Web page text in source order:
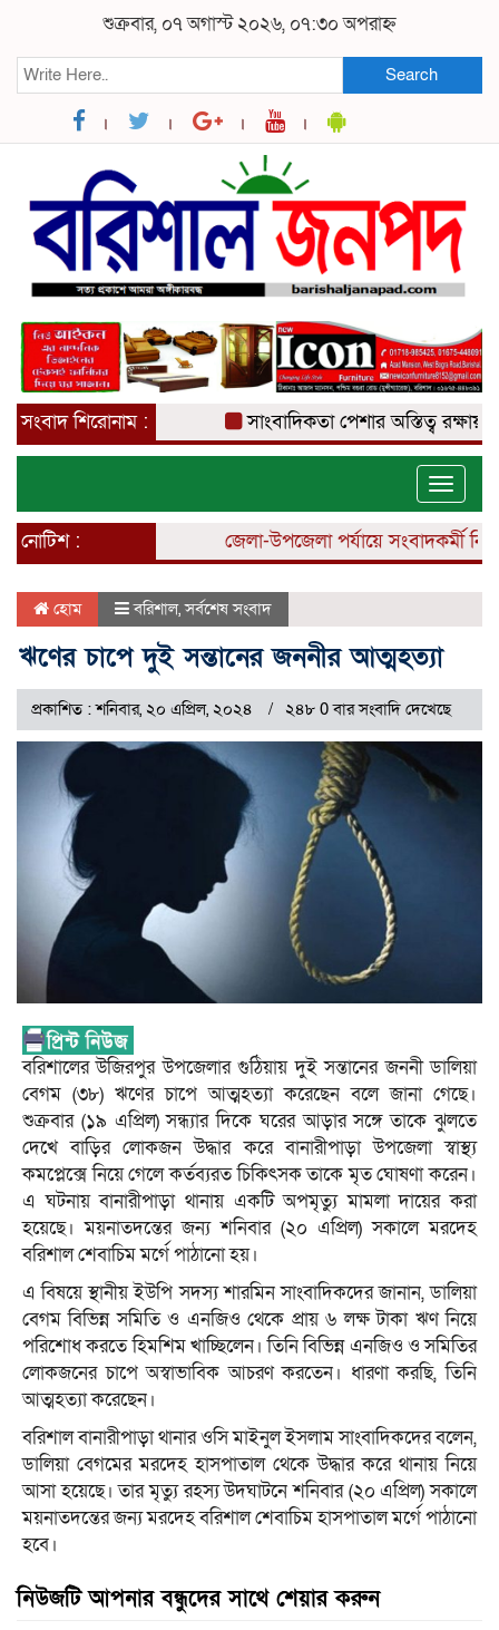
শুক্রবার, ০৭ অগাস্ট ২০২৬, ০৭:৩০ অপরাহ্ন
Search
সংবাদ শিরোনাম : সাংবাদিকতা পেশার অস্তিত্ব রক্ষায়
Toggle
নোটিশ :
জেলা-উপজেলা পর্যায়ে সংবাদকর্মী নিয়োগ
হোম বরিশাল,সর্বশেষ সংবাদ
ঋণের চাপে দুই সন্তানের জননীর আত্মহত্যা
প্রকাশিত : শনিবার, ২০ এপ্রিল, ২০২৪ ২৪৮ 0 বার সংবাদি দেখেছে
বরিশালের উজিরপুর উপজেলার গুঠিয়ায় দুই সন্তানের জননী ডালিয়া
বেগম (৩৮) ঋণের চাপে আত্মহত্যা করেছেন বলে জানা গেছে।
শুক্রবার (১৯ এপ্রিল) সন্ধ্যার দিকে ঘরের আড়ার সঙ্গে তাকে ঝুলতে
দেখে বাড়ির লোকজন উদ্ধার করে বানারীপাড়া উপজেলা স্বাস্থ্য
কমপ্লেক্সে নিয়ে গেলে কর্তব্যরত চিকিৎসক তাকে মৃত ঘোষণা করেন।
এ ঘটনায় বানারীপাড়া থানায় একটি অপমৃত্যু মামলা দায়ের করা
হয়েছে। ময়নাতদন্তের জন্য শনিবার (২০ এপ্রিল) সকালে মরদেহ
বরিশাল শেবাচিম মর্গে পাঠানো হয়।
এ বিষয়ে স্থানীয় ইউপি সদস্য শারমিন সাংবাদিকদের জানান, ডালিয়া
বেগম বিভিন্ন সমিতি ও এনজিও থেকে প্রায় ৬ লক্ষ টাকা ঋণ নিয়ে
পরিশোধ করতে হিমশিম খাচ্ছিলেন। তিনি বিভিন্ন এনজিও ও সমিতির
লোকজনের চাপে অস্বাভাবিক আচরণ করতেন। ধারণা করছি, তিনি
আত্মহত্যা করেছেন।
বরিশাল বানারীপাড়া থানার ওসি মাইনুল ইসলাম সাংবাদিকদের বলেন,
ডালিয়া বেগমের মরদেহ হাসপাতাল থেকে উদ্ধার করে থানায় নিয়ে
আসা হয়েছে। তার মৃত্যু রহস্য উদঘাটনে শনিবার (২০ এপ্রিল) সকালে
ময়নাতদন্তের জন্য মরদেহ বরিশাল শেবাচিম হাসপাতাল মর্গে পাঠানো
হবে।
নিউজটি আপনার বন্ধুদের সাথে শেয়ার করুন